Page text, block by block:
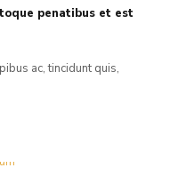
penatibus et est
ac, tincidunt quis,